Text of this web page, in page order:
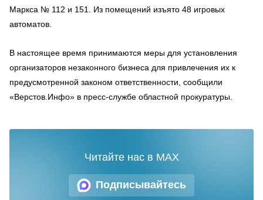
Маркса № 112 и 151. Из помещений изъято 48 игровых
автоматов.
В настоящее время принимаются меры для установления
организаторов незаконного бизнеса для привлечения их к
предусмотренной законом ответственности, сообщили
«Верстов.Инфо» в пресс-службе областной прокуратуры.
Подписывайтесь
Читайте нас в MAX